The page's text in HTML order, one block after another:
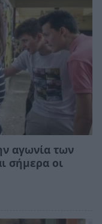
αγωνία των
σήμερα οι